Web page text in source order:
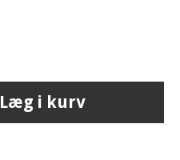
Læg i kurv